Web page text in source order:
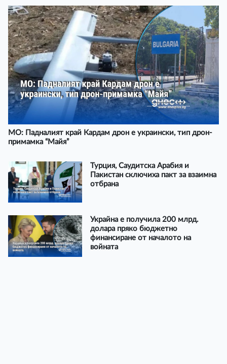
МО: Падналият край Кардам дрон е украински, тип дрон-
примамка “Майя”
Турция, Саудитска Арабия и
Пакистан сключиха пакт за взаимна
отбрана
Украйна е получила 200 млрд.
долара пряко бюджетно
финансиране от началото на
войната